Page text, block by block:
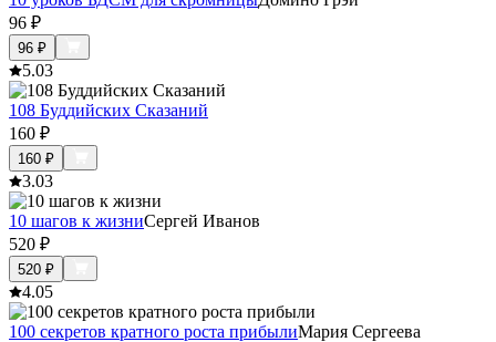
96 ₽
96 ₽
5.03
108 Буддийских Сказаний
160 ₽
160 ₽
3.03
10 шагов к жизниСергей Иванов
520 ₽
520 ₽
4.05
100 секретов кратного роста прибылиМария Сергеева